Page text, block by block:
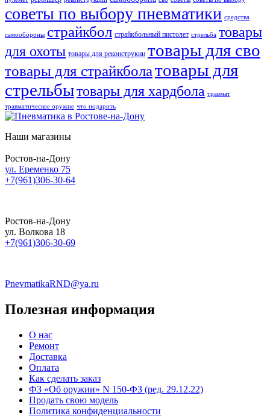
советы по выбору пневматики средства
самообороны страйкбол страйкбольный пистолет стрельба товары
для охоты товары для реконструкии товары для сво
товары для страйкболатовары для
стрельбытовары для хардбола травмат
травматическое оружие что подарить
Наши магазины
Ростов-на-Дону
ул. Еременко 75
+7(961)306-30-64
Ростов-на-Дону
ул. Волкова 18
+7(961)306-30-69
PnevmatikaRND@ya.ru
Полезная информация
О нас
Ремонт
Доставка
Оплата
Как сделать заказ
ФЗ «Об оружии» N 150-ФЗ (ред. 29.12.22)
Продать свою модель
Политика конфиденциальности